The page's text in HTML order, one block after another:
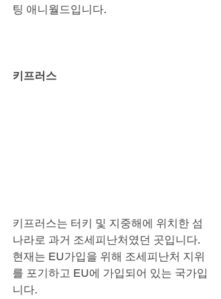
팅 애니월드입니다.
키프러스
키프러스는 터키 및 지중해에 위치한 섬
나라로 과거 조세피난처였던 곳입니다.
현재는 EU가입을 위해 조세피난처 지위
를 포기하고 EU에 가입되어 있는 국가입
니다.